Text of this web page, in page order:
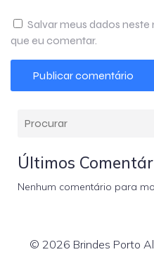
Salvar meus dados
que eu comentar.
Últimos
Nenhum comentário para
© 2026 Brindes Porto